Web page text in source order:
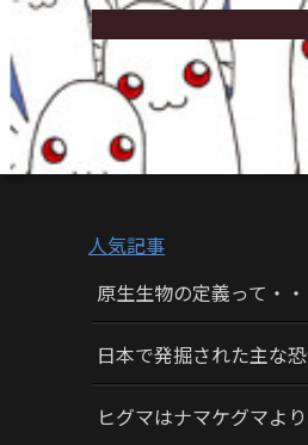
人気記事
原生生物の定義って・
日本で発掘された主な
ヒグマはナマケグマよ